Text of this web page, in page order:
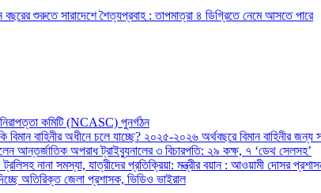
শুরুতে সারাদেশে শৈত্যপ্রবাহ : তাপমাত্রা ৪ ডিগ্রিতে নেমে আসতে পারে
নিরাপত্তা কমিটি (NCASC) পুনর্গঠন
বিমান বাহিনীর অধীনে চলে যাচ্ছে? ২০২৫-২০২৬ অর্থবছরে বিমান বাহিনীর
আন্তর্জাতিক অপরাধ ট্রাইব্যুনালের ৩ বিচারপতি: ২৯ কক্ষ, ৭ ‘ডেথ সেলসহ’
: ট্রলিসহ নানা সমস্যা, যাত্রীদের প্রতিক্রিয়া: মন্ত্রীর বয়ান : আওয়ামী দোসর
অতিরিক্ত জেলা প্রশাসক, ভিডিও ভাইরাল